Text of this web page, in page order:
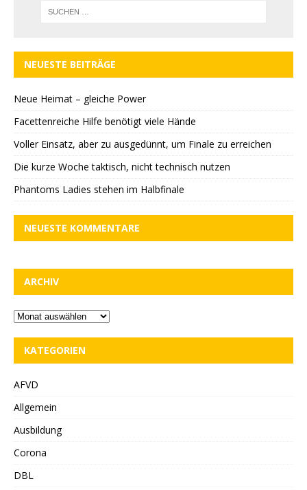
NEUESTE BEITRÄGE
Neue Heimat – gleiche Power
Facettenreiche Hilfe benötigt viele Hände
Voller Einsatz, aber zu ausgedünnt, um Finale zu erreichen
Die kurze Woche taktisch, nicht technisch nutzen
Phantoms Ladies stehen im Halbfinale
NEUESTE KOMMENTARE
ARCHIV
KATEGORIEN
AFVD
Allgemein
Ausbildung
Corona
DBL